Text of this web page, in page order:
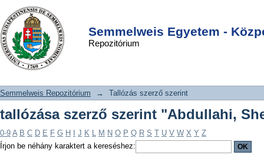
Semmelweis Egyetem -
Repozitórium
tallózása szerző szerint "Abdullahi,
Shehu U."
DSpace/Manakin Repository
Semmelweis Repozitórium → Tallózás szerző szerint
tallózása szerző szerint "Abdullahi,
0-9 A B C D E F G H J K L M N O P Q R S T U V W X Y Z
Írjon be néhány karaktert a kereséshez: